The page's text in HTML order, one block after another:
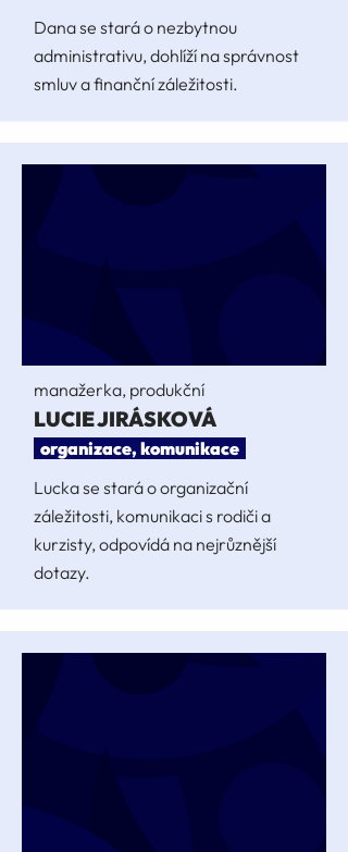
Dana se stará o nezbytnou
administrativu, dohlíží na správnost
smluv a finanční záležitosti.
manažerka, produkční
LUCIE JIRÁSKOVÁ
organizace, komunikace
Lucka se stará o organizační
záležitosti, komunikaci s rodiči a
kurzisty, odpovídá na nejrůznější
dotazy.